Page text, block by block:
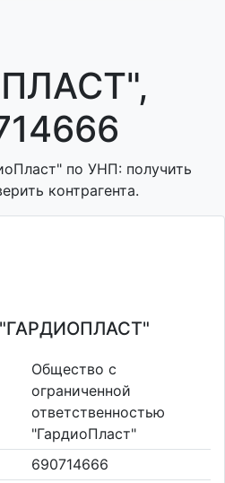
по УНП: получить
контрагента.
Общество с
ограниченной
ответственностью
"ГардиоПласт"
690714666